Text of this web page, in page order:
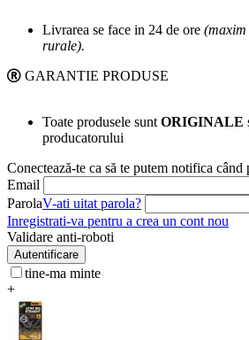
Livrarea se face in 24 de ore (maxim
rurale).
GARANTIE PRODUSE
Toate produsele sunt ORIGINALE
producatorului
Conectează-te ca să te putem notifica când
Email
ParolaV-ati uitat parola?
Inregistrati-va pentru a crea un cont nou
Validare anti-roboti
Autentificare
tine-ma minte
+